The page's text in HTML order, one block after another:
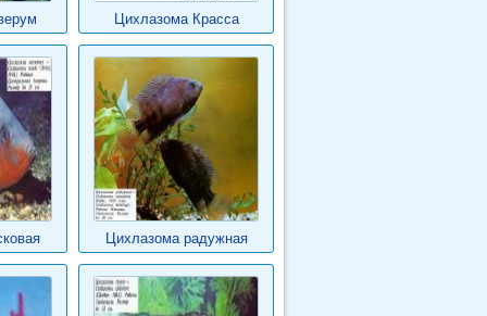
Цихлазома Красса
Цихлазома радужная